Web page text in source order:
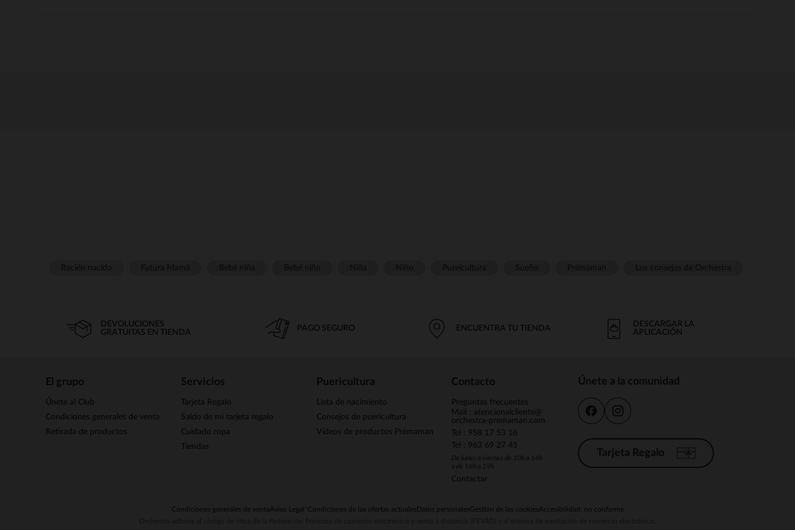
DEVOLUCIONES
GRATUITAS EN TIENDA
PAGO SEGURO ENCUENTRA TU TIENDA
DESCARGAR LA
APLICACIÓN
El grupo
Únete al Club
Condiciones generales de venta
Retirada de productos
Servicios
Tarjeta Regalo
Saldo de mi tarjeta regalo
Cuidado ropa
Tiendas
Puericultura
Lista de nacimiento
Consejos de puericultura
Vídeos de productos Prémaman
Contacto
Preguntas frecuentes
Mail : atencionalcliente@
orchestra-premaman.com
Tel : 958 17 53 16
Tel : 963 69 27 45
De lunes a viernes de 10h a 14h
y de 16h a 19h
Contactar
Únete a la comunidad
Tarjeta Regalo
Condiciones generales de ventaAviso Legal *Condiciones de las ofertas actuales Datos personalesGestión de las cookiesAccesibilidad: no conforme